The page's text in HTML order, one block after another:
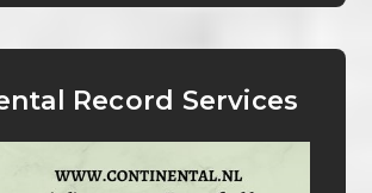
Record Services